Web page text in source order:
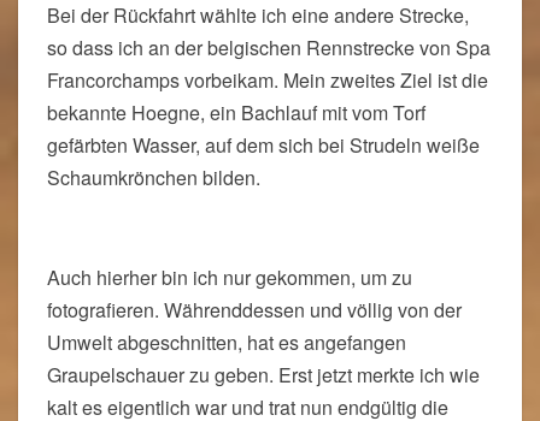
Bei der Rückfahrt wählte ich eine andere Strecke,
so dass ich an der belgischen Rennstrecke von Spa
Francorchamps vorbeikam. Mein zweites Ziel ist die
bekannte Hoegne, ein Bachlauf mit vom Torf
gefärbten Wasser, auf dem sich bei Strudeln weiße
Schaumkrönchen bilden.
Auch hierher bin ich nur gekommen, um zu
fotografieren. Währenddessen und völlig von der
Umwelt abgeschnitten, hat es angefangen
Graupelschauer zu geben. Erst jetzt merkte ich wie
kalt es eigentlich war und trat nun endgültig die